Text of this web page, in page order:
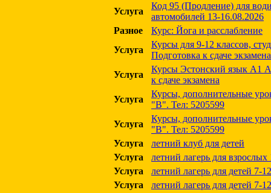
Услуга
Код 95 (Продление) для
автомобилей 13-16.08.2026
Разное
Курс: Йога и расслабление
Услуга
Курсы для 9-12 классов,
Подготовка к сдаче
Услуга
Курсы Эстонский язык А1
к сдаче экзамена
Услуга
Курсы, дополнительные
"B". Тел: 5205599
Услуга
Курсы, дополнительные
"B". Тел: 5205599
Услуга
летний клуб для детей
Услуга
летний лагерь для взрослых
Услуга
летний лагерь для детей 7-
Услуга
летний лагерь для детей 7-